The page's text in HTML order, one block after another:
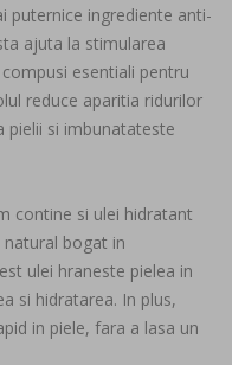
puternice ingrediente anti-
ajuta la stimularea
esentiali pentru
reduce aparitia ridurilor
pielii si imbunatateste
contine si ulei hidratant
bogat in
ulei hraneste pielea in
si hidratarea. In plus,
in piele, fara a lasa un